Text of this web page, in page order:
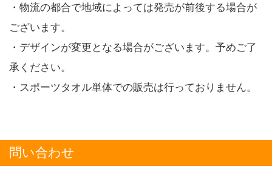
・物流の都合で地域によっては発売が前後する場合が
ございます。
・デザインが変更となる場合がございます。予めご了
承ください。
・スポーツタオル単体での販売は行っておりません。
問い合わせ